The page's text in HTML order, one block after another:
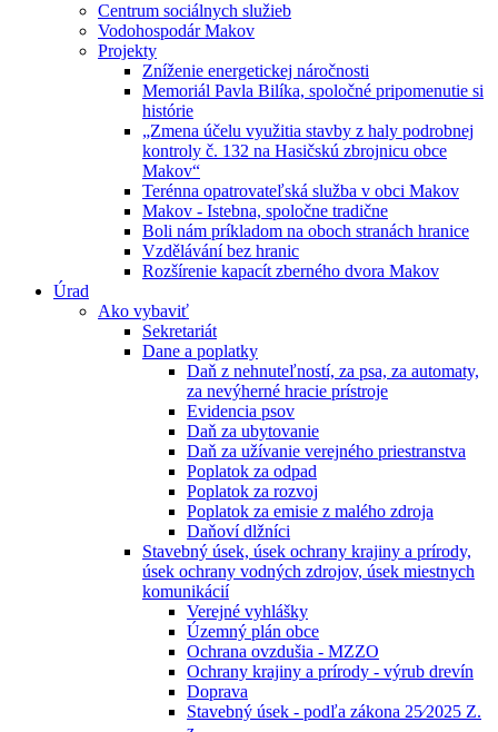
Centrum sociálnych služieb
Vodohospodár Makov
Projekty
Zníženie energetickej náročnosti
Memoriál Pavla Bilíka, spoločné pripomenutie si
histórie
„Zmena účelu využitia stavby z haly podrobnej
kontroly č. 132 na Hasičskú zbrojnicu obce
Makov“
Terénna opatrovateľská služba v obci Makov
Makov - Istebna, spoločne tradične
Boli nám príkladom na oboch stranách hranice
Vzdělávání bez hranic
Rozšírenie kapacít zberného dvora Makov
Úrad
Ako vybaviť
Sekretariát
Dane a poplatky
Daň z nehnuteľností, za psa, za automaty,
za nevýherné hracie prístroje
Evidencia psov
Daň za ubytovanie
Daň za užívanie verejného priestranstva
Poplatok za odpad
Poplatok za rozvoj
Poplatok za emisie z malého zdroja
Daňoví dlžníci
Stavebný úsek, úsek ochrany krajiny a prírody,
úsek ochrany vodných zdrojov, úsek miestnych
komunikácií
Verejné vyhlášky
Územný plán obce
Ochrana ovzdušia - MZZO
Ochrany krajiny a prírody - výrub drevín
Doprava
Stavebný úsek - podľa zákona 25⁄2025 Z.